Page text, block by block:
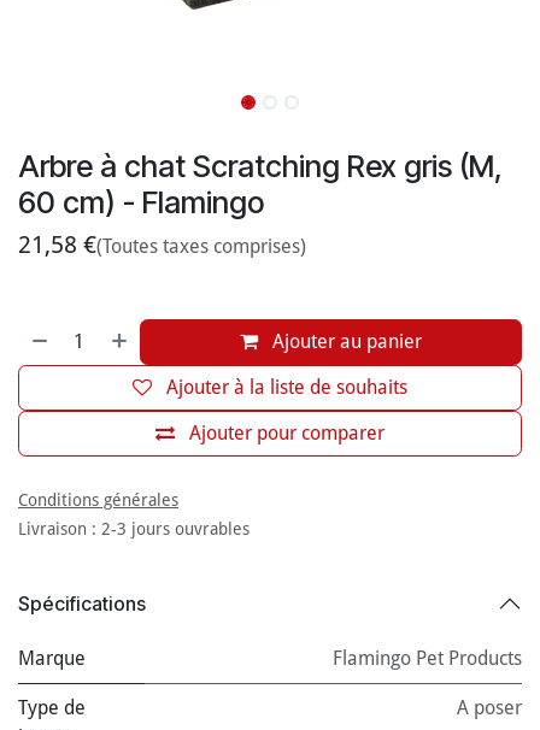
Arbre à chat Scratching Rex gris (M,
60 cm) - Flamingo
21,58 €(Toutes taxes comprises)
Ajouter au panier
Ajouter pour comparer
Ajouter à la liste de souhaits
Conditions générales
Livraison : 2-3 jours ouvrables
Spécifications
Marque Flamingo Pet Products
Type de
A poser